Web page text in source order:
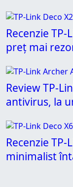
Recenzie TP-
preț mai
Review TP-
antivirus, la
Recenzie TP-
minimalist